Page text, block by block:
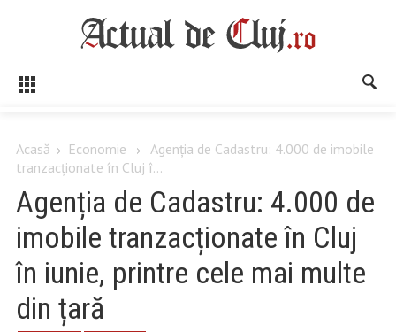
Acasă Economie
Agenția de Cadastru: 4.000 de imobile
tranzacționate în Cluj î...
Agenția de Cadastru: 4.000 de
imobile tranzacționate în Cluj
în iunie, printre cele mai multe
din țară